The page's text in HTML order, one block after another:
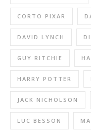
CORTO PIXAR
DAVID LYNCH
GUY RITCHIE
HARRY POTTER
JACK NICHOLSON
LUC BESSON